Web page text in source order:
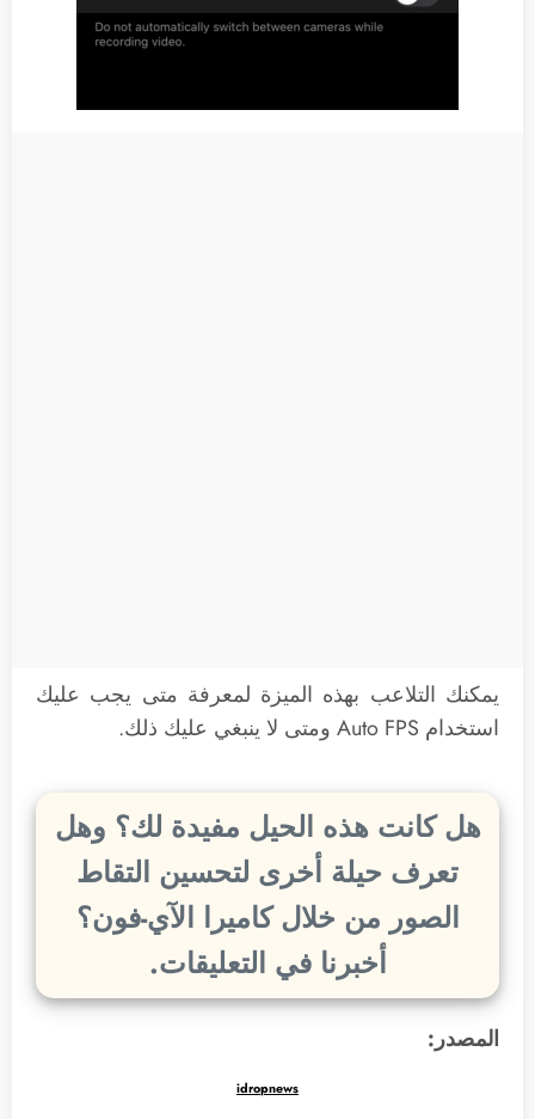
يمكنك التلاعب بهذه الميزة لمعرفة متى يجب عليك
استخدام Auto FPS ومتى لا ينبغي عليك ذلك.
هل كانت هذه الحيل مفيدة لك؟ وهل
تعرف حيلة أخرى لتحسين التقاط
الصور من خلال كاميرا الآي-فون؟
أخبرنا في التعليقات.
المصدر:
idropnews